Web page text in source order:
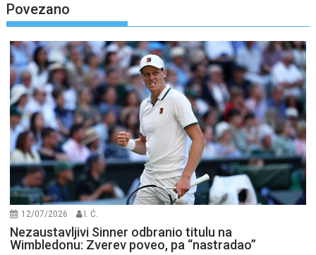
Povezano
12/07/2026 I. Ć.
Nezaustavljivi Sinner odbranio titulu na
Wimbledonu: Zverev poveo, pa “nastradao”